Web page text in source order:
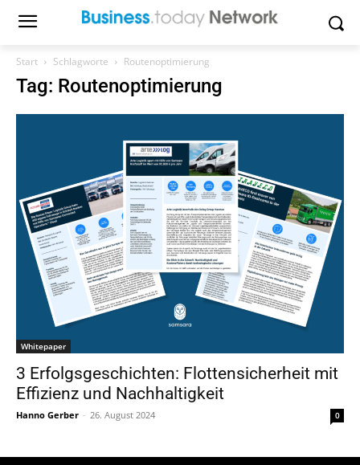
Start Schlagworte Routenoptimierung
Tag: Routenoptimierung
Whitepaper
3 Erfolgsgeschichten: Flottensicherheit mit
Effizienz und Nachhaltigkeit
Hanno Gerber - 26. August 2024 0